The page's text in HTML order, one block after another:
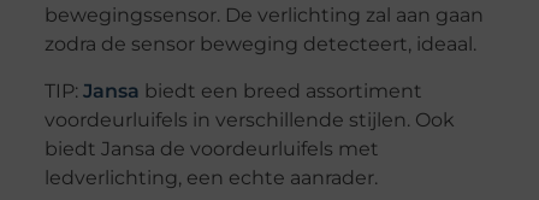
bewegingssensor. De verlichting zal aan gaan
zodra de sensor beweging detecteert, ideaal.
TIP: Jansa biedt een breed assortiment
voordeurluifels in verschillende stijlen. Ook
biedt Jansa de voordeurluifels met
ledverlichting, een echte aanrader.